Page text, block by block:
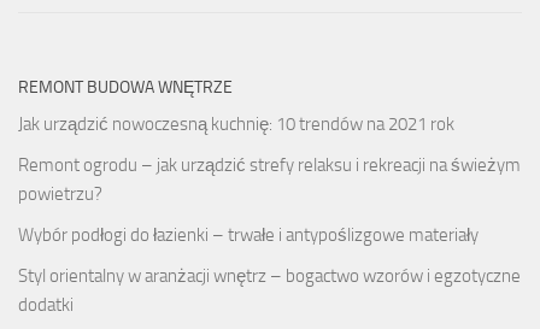
REMONT BUDOWA WNĘTRZE
Jak urządzić nowoczesną kuchnię: 10 trendów na 2021 rok
Remont ogrodu – jak urządzić strefy relaksu i rekreacji na świeżym
powietrzu?
Wybór podłogi do łazienki – trwałe i antypoślizgowe materiały
Styl orientalny w aranżacji wnętrz – bogactwo wzorów i egzotyczne
dodatki